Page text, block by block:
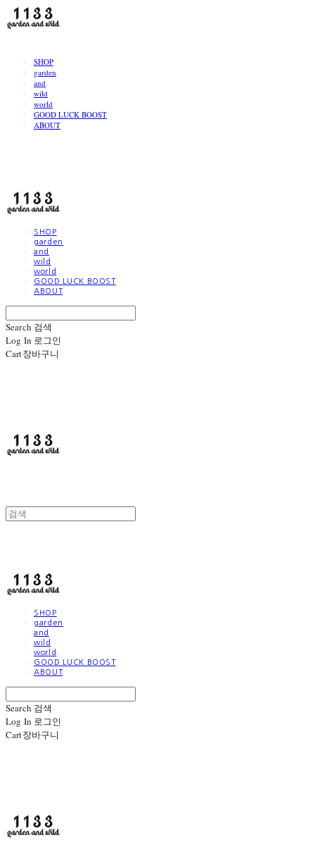
SHOP
garden
and
wild
world
GOOD LUCK BOOST
ABOUT
SHOP
garden
and
wild
world
GOOD LUCK BOOST
ABOUT
Search 검색
Log In 로그인
Cart장바구니
SHOP
garden
and
wild
world
GOOD LUCK BOOST
ABOUT
Search 검색
Log In 로그인
Cart장바구니